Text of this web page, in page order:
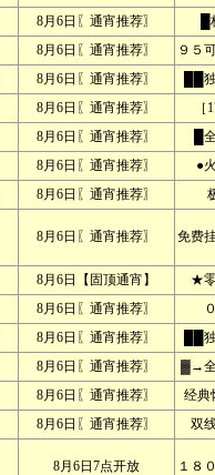
8月6日〖通宵推荐〗
8月6日〖通宵推荐〗
９５
8月6日〖通宵推荐〗
██
8月6日〖通宵推荐〗
8月6日〖通宵推荐〗
█
8月6日〖通宵推荐〗
●
8月6日〖通宵推荐〗
8月6日〖通宵推荐〗 免费
8月6日【固顶通宵】
★
8月6日〖通宵推荐〗
8月6日〖通宵推荐〗
██
8月6日〖通宵推荐〗
▓→
8月6日〖通宵推荐〗
经
8月6日〖通宵推荐〗 双
8月6日7点开放 １８